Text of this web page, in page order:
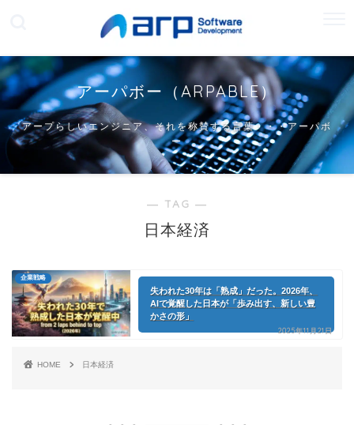
アーパボー（ARPABLE）
アープらしいエンジニア、それを称賛する言葉・・・アーパボ
ー
― TAG ―
日本経済
企業戦略
失われた30年は「熟成」だった。2026年、
AIで覚醒した日本が「歩み出す、新しい豊
かさの形」
2025年11月21日
HOME 日本経済